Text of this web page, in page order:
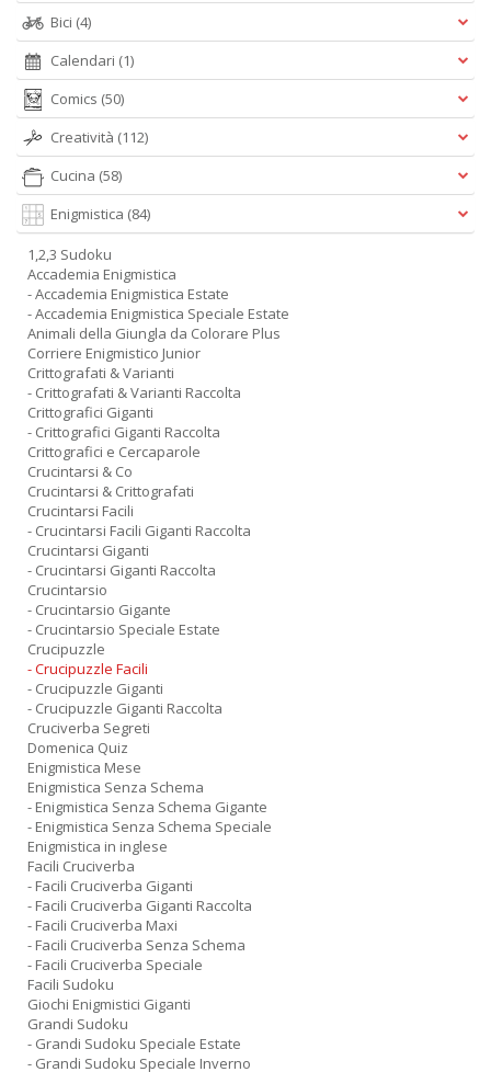
Bici (4)
Calendari (1)
Comics (50)
Creatività (112)
Cucina (58)
Enigmistica (84)
1,2,3 Sudoku
Accademia Enigmistica
- Accademia Enigmistica Estate
- Accademia Enigmistica Speciale Estate
Animali della Giungla da Colorare Plus
Corriere Enigmistico Junior
Crittografati & Varianti
- Crittografati & Varianti Raccolta
Crittografici Giganti
- Crittografici Giganti Raccolta
Crittografici e Cercaparole
Crucintarsi & Co
Crucintarsi & Crittografati
Crucintarsi Facili
- Crucintarsi Facili Giganti Raccolta
Crucintarsi Giganti
- Crucintarsi Giganti Raccolta
Crucintarsio
- Crucintarsio Gigante
- Crucintarsio Speciale Estate
Crucipuzzle
- Crucipuzzle Facili
- Crucipuzzle Giganti
- Crucipuzzle Giganti Raccolta
Cruciverba Segreti
Domenica Quiz
Enigmistica Mese
Enigmistica Senza Schema
- Enigmistica Senza Schema Gigante
- Enigmistica Senza Schema Speciale
Enigmistica in inglese
Facili Cruciverba
- Facili Cruciverba Giganti
- Facili Cruciverba Giganti Raccolta
- Facili Cruciverba Maxi
- Facili Cruciverba Senza Schema
- Facili Cruciverba Speciale
Facili Sudoku
Giochi Enigmistici Giganti
Grandi Sudoku
- Grandi Sudoku Speciale Estate
- Grandi Sudoku Speciale Inverno